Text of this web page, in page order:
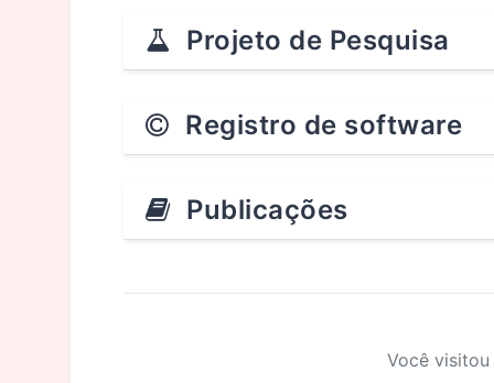
Projeto de Pesquisa
Registro de software
Publicações
Você